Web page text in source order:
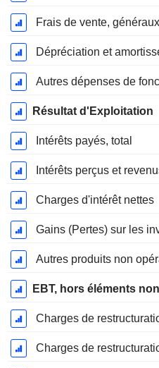
Frais de vente,
Dépréciation et
Autres dépenses de
Résultat d'Exploitation
Intérêts payés, total
Intérêts perçus et
Charges d'intérêt nettes
Autres produits non
EBT, hors éléments
Charges de